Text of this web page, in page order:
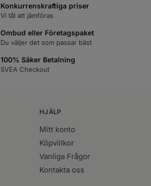
Konkurrenskraftiga priser
Vi tål att jämföras
Ombud eller Företagspaket
Du väljer det som passar bäst
100% Säker Betalning
SVEA Checkout
HJÄLP
Mitt konto
Köpvillkor
Vanliga Frågor
Kontakta oss